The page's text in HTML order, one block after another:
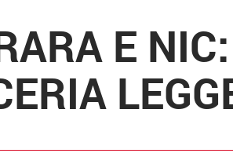
E